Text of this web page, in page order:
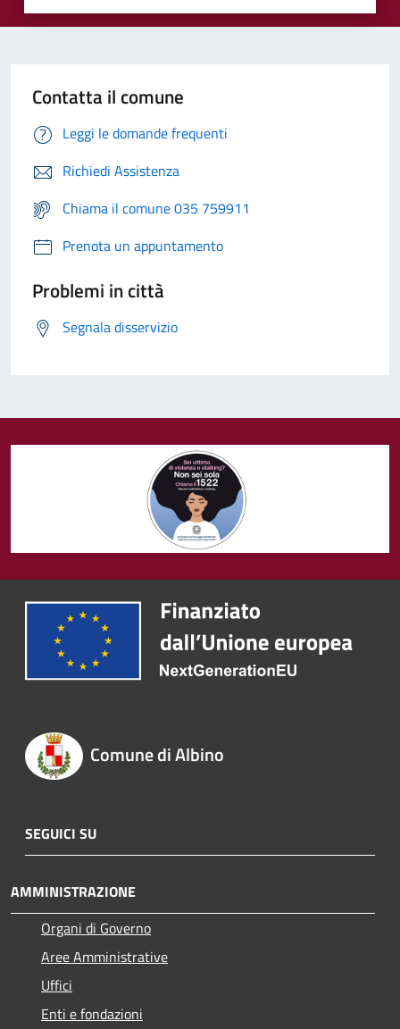
Contatta il comune
Leggi le domande frequenti
Richiedi Assistenza
Chiama il comune 035 759911
Prenota un appuntamento
Problemi in città
Segnala disservizio
Comune di Albino
SEGUICI SU
AMMINISTRAZIONE
Organi di Governo
Aree Amministrative
Uffici
Enti e fondazioni